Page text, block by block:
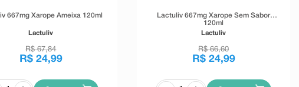
667mg Xarope Ameixa 120ml
Lactuliv
R$ 67,84
R$ 24,99
Lactuliv 667mg Xarope Sem Sabor
120ml
Lactuliv
R$ 66,60
R$ 24,99